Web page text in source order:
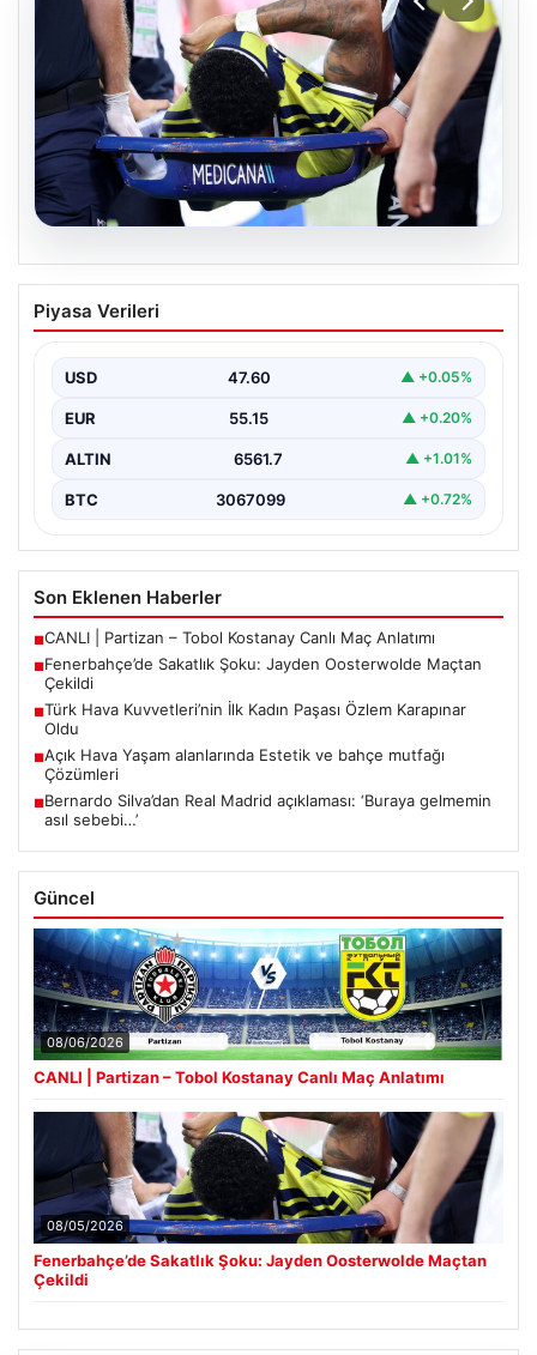
Fenerbahçe’de Sakatlık Şoku: Jayden
Oosterwolde Maçtan Çekildi
Oosterwolde, UEFA Avrupa Ligi’nde Sturm Graz ile
karşılaştıkları zorlu mücadelede…
Piyasa Verileri
USD 47.60 ▲ +0.05%
EUR 55.15 ▲ +0.20%
ALTIN 6561.7 ▲ +1.01%
BTC 3067099 ▲ +0.72%
Son Eklenen Haberler
■CANLI | Partizan – Tobol Kostanay Canlı Maç Anlatımı
■Fenerbahçe’de Sakatlık Şoku: Jayden Oosterwolde Maçtan
Çekildi
■Türk Hava Kuvvetleri’nin İlk Kadın Paşası Özlem Karapınar
Oldu
■Açık Hava Yaşam alanlarında Estetik ve bahçe mutfağı
Çözümleri
■Bernardo Silva’dan Real Madrid açıklaması: ‘Buraya gelmemin
asıl sebebi…’
Güncel
08/06/2026
CANLI | Partizan – Tobol Kostanay Canlı Maç Anlatımı
08/05/2026
Fenerbahçe’de Sakatlık Şoku: Jayden Oosterwolde Maçtan
Çekildi